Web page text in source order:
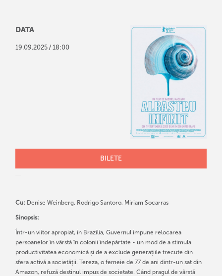
DATA
19.09.2025 / 18:00
BILETE
Cu: Denise Weinberg, Rodrigo Santoro, Miriam Socarras
Sinopsis:
Într-un viitor apropiat, în Brazilia, Guvernul impune relocarea
persoanelor în vârstă în colonii îndepărtate - un mod de a stimula
productivitatea economică și de a exclude generațiile trecute din
sfera activă a societății. Tereza, o femeie de 77 de ani dintr-un sat din
Amazon, refuză destinul impus de societate. Când pragul de vârstă